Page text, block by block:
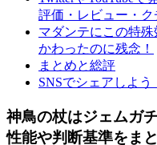
評価・レビュー・ク
マダンテにこの特
かわったのに残念！
まとめと総評
SNSでシェアしよう
神鳥の杖はジェムガ
性能や判断基準をま